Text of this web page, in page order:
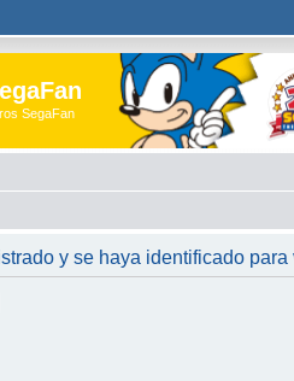
SegaFan
y se haya identificado para